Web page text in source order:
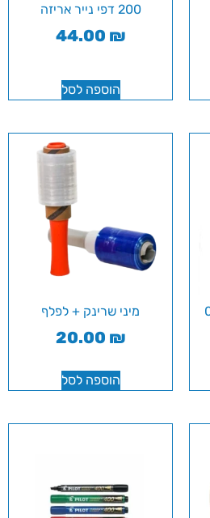
200 דפי נייר אריזה
44.00 ₪
הוספה לסל
מיני שרינק + לפלף
20.00 ₪
הוספה לסל